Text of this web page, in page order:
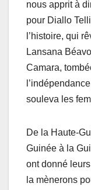
nous apprit à
pour Diallo
l’histoire, qui
Lansana
Camara,
souleva les
De la Haute-
Guinée à la
ont donné
la mènerons